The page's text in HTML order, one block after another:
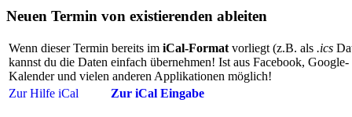
Neuen Termin von existierenden ableiten
Wenn dieser Termin bereits im iCal-Formatvorliegt (z.B. als .ics
kannst du die Daten einfach übernehmen! Ist aus Facebook, Google-
Kalender und vielen anderen Applikationen möglich!
Zur Hilfe iCal
Zur iCal Eingabe